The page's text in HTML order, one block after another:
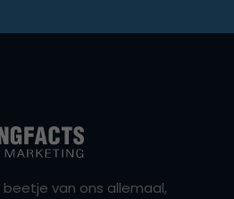
van ons allemaal,